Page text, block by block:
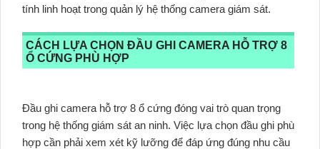
tính linh hoạt trong quản lý hệ thống camera giám sát.
CÁCH LỰA CHỌN ĐẦU GHI CAMERA HỖ TRỢ 8
Ổ CỨNG PHÙ HỢP
Đầu ghi camera hỗ trợ 8 ổ cứng đóng vai trò quan trọng
trong hệ thống giám sát an ninh. Việc lựa chọn đầu ghi phù
hợp cần phải xem xét kỹ lưỡng để đáp ứng đúng nhu cầu